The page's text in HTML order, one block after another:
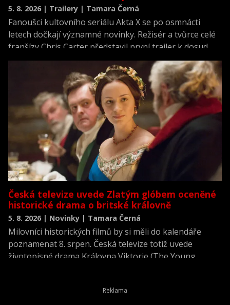
5. 8. 2026 | Trailery | Tamara Černá
Fanoušci kultovního seriálu Akta X se po osmnácti
letech dočkají významné novinky. Režisér a tvůrce celé
franšízy Chris Carter představil první trailer k dosud
neviděné režisérské verzi filmu Akta X: Chci uvěřit.
Česká televize uvede Zlatým glóbem oceněné
historické drama o britské královně
5. 8. 2026 | Novinky | Tamara Černá
Milovníci historických filmů by si měli do kalendáře
poznamenat 8. srpen. Česká televize totiž uvede
životopisné drama Královna Viktorie (The Young